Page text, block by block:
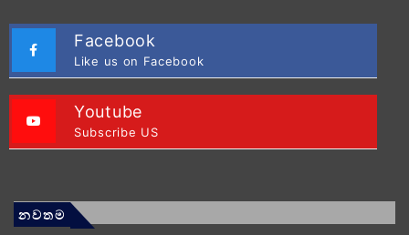
Facebook
Like us on Facebook
Youtube
Subscribe US
නවතම